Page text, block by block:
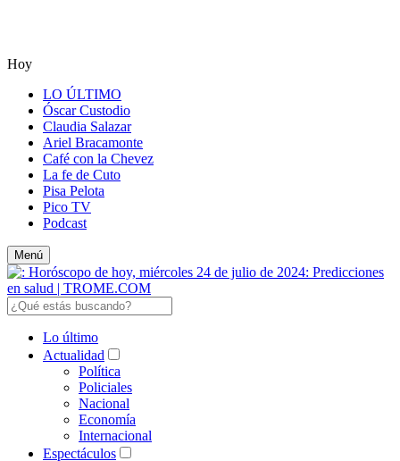
Hoy
LO ÚLTIMO
Óscar Custodio
Claudia Salazar
Ariel Bracamonte
Café con la Chevez
La fe de Cuto
Pisa Pelota
Pico TV
Podcast
Menú
Lo último
Actualidad
Política
Policiales
Nacional
Economía
Internacional
Espectáculos